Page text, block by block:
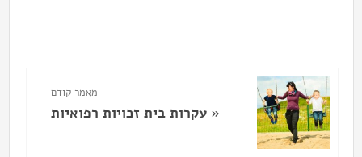
- מאמר קודם
«עקרות בית זכויות רפואיות